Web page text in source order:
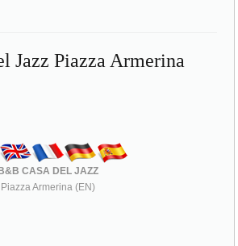
Jazz Piazza Armerina
B&B CASA DEL JAZZ
Piazza Armerina (EN)